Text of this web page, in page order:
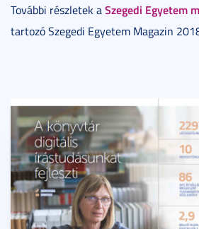
További részletek aSzegedi Egyetem
tartozó Szegedi Egyetem Magazin